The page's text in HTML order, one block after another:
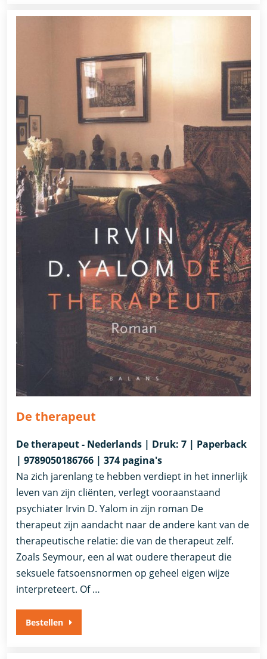
De therapeut
De therapeut - Nederlands | Druk: 7 | Paperback
| 9789050186766 | 374 pagina's
Na zich jarenlang te hebben verdiept in het innerlijk
leven van zijn cliënten, verlegt vooraanstaand
psychiater Irvin D. Yalom in zijn roman De
therapeut zijn aandacht naar de andere kant van de
therapeutische relatie: die van de therapeut zelf.
Zoals Seymour, een al wat oudere therapeut die
seksuele fatsoensnormen op geheel eigen wijze
interpreteert. Of …
Bestellen